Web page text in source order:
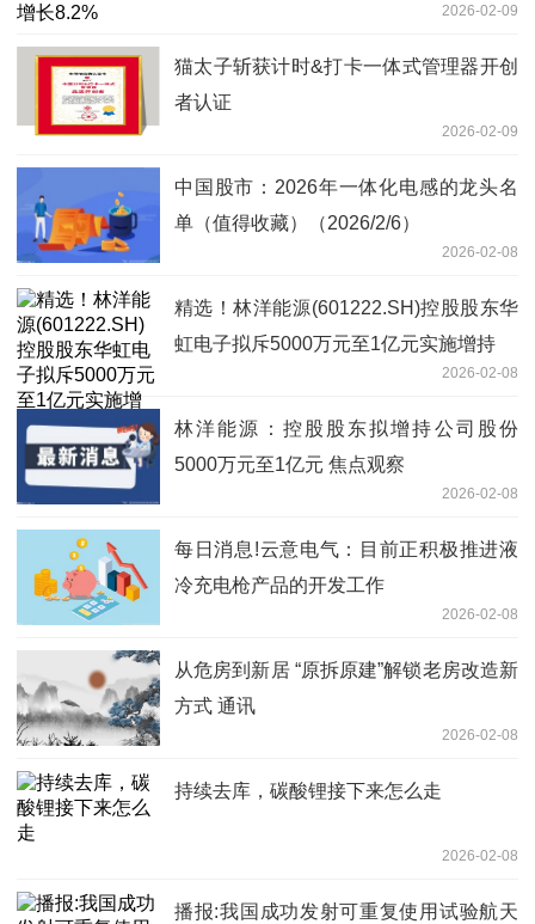
2026-02-09
猫太子斩获计时&打卡一体式管理器开创
者认证
2026-02-09
中国股市：2026年一体化电感的龙头名
单（值得收藏）（2026/2/6）
2026-02-08
精选！林洋能源(601222.SH)控股股东华
虹电子拟斥5000万元至1亿元实施增持
2026-02-08
林洋能源：控股股东拟增持公司股份
5000万元至1亿元 焦点观察
2026-02-08
每日消息!云意电气：目前正积极推进液
冷充电枪产品的开发工作
2026-02-08
从危房到新居 “原拆原建”解锁老房改造新
方式 通讯
2026-02-08
持续去库，碳酸锂接下来怎么走
2026-02-08
播报:我国成功发射可重复使用试验航天